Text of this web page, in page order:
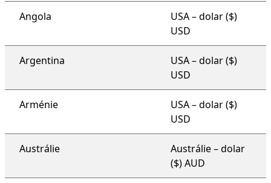
Angola
USA – dolar ($)
USD
Argentina
USA – dolar ($)
USD
Arménie
USA – dolar ($)
USD
Austrálie
Austrálie – dolar
($) AUD